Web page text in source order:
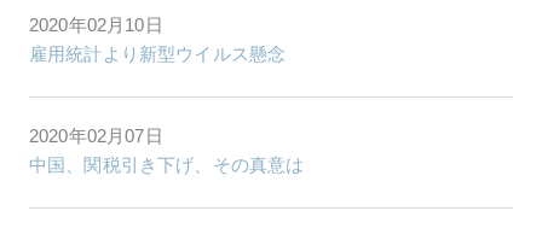
2020年02月10日
雇用統計より新型ウイルス懸念
2020年02月07日
中国、関税引き下げ、その真意は